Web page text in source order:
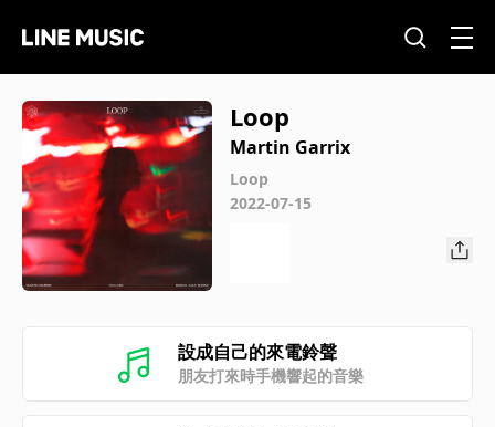
Loop
Martin Garrix
Loop
2022-07-15
設成自己的來電鈴聲
朋友打來時手機響起的音樂